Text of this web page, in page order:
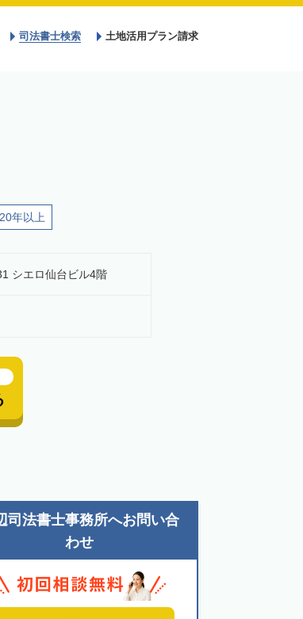
司法書士検索 土地活用プラン請求
年以上
シエロ仙台ビル4階
司法書士事務所へお問い合
わせ